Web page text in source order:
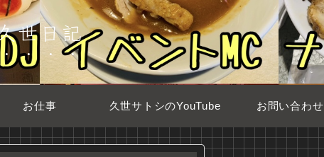
世日記
お仕事 久世サトシのYouTube お問い合わせ